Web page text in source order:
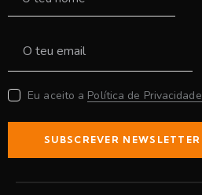
Eu aceito a Política de Privacidade
SUBSCREVER NEWSLETTER